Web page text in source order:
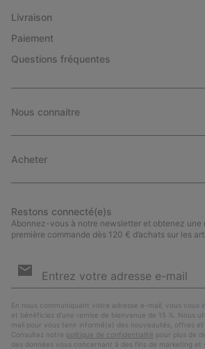
Livraison
Paiement
Questions fréquentes
Nous connaitre
Acheter
Restons connecté(e)s
Abonnez-vous à notre newsletter et obtenez une
première commande dès 120 € d’achats sur les
par
En nous communiquant votre adresse e-mail, vous vous
et bénéficiez d’une remise de bienvenue de 15 %. Nous
mail pour vous tenir informé(e) des nouveautés, offres et
Consultez notre politique de confidentialité pour plus de
des données vous concernant à des fins de marketing et